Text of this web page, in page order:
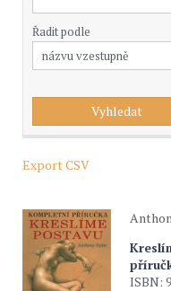
Řadit podle
Export CSV
ISBN: